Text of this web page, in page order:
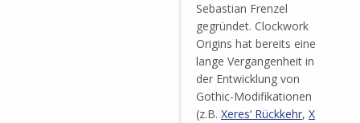
Sebastian Frenzel
gegründet. Clockwork
Origins hat bereits eine
lange Vergangenheit in
der Entwicklung von
Gothic-Modifikationen
(z.B. Xeres‘ Rückkehr, X